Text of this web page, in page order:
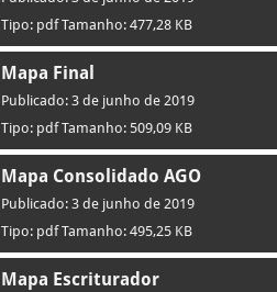
Tipo: pdf Tamanho: 477,28 KB
Mapa Final
Publicado: 3 de junho de 2019
Tipo: pdf Tamanho: 509,09 KB
Mapa Consolidado AGO
Publicado: 3 de junho de 2019
Tipo: pdf Tamanho: 495,25 KB
Mapa Escriturador